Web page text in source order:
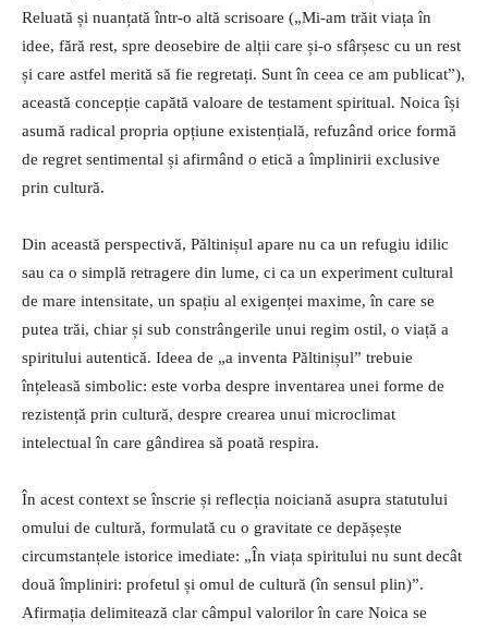
Reluată și nuanțată într-o altă scrisoare („Mi-am trăit viața în
idee, fără rest, spre deosebire de alții care și-o sfârșesc cu un rest
și care astfel merită să fie regretați. Sunt în ceea ce am publicat”),
această concepție capătă valoare de testament spiritual. Noica își
asumă radical propria opțiune existențială, refuzând orice formă
de regret sentimental și afirmând o etică a împlinirii exclusive
prin cultură.
Din această perspectivă, Păltinișul apare nu ca un refugiu idilic
sau ca o simplă retragere din lume, ci ca un experiment cultural
de mare intensitate, un spațiu al exigenței maxime, în care se
putea trăi, chiar și sub constrângerile unui regim ostil, o viață a
spiritului autentică. Ideea de „a inventa Păltinișul” trebuie
înțeleasă simbolic: este vorba despre inventarea unei forme de
rezistență prin cultură, despre crearea unui microclimat
intelectual în care gândirea să poată respira.
În acest context se înscrie și reflecția noiciană asupra statutului
omului de cultură, formulată cu o gravitate ce depășește
circumstanțele istorice imediate: „În viața spiritului nu sunt decât
două împliniri: profetul și omul de cultură (în sensul plin)”.
Afirmația delimitează clar câmpul valorilor în care Noica se